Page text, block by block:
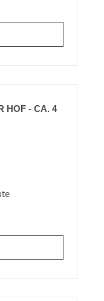
HOF - CA. 4